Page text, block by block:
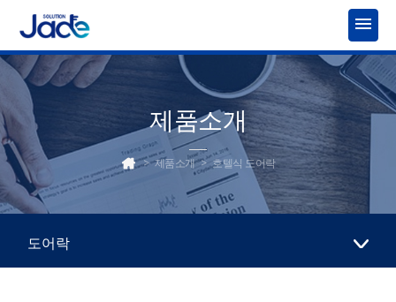
menu
제품소개
> 제품소개 > 호텔식 도어락
도어락